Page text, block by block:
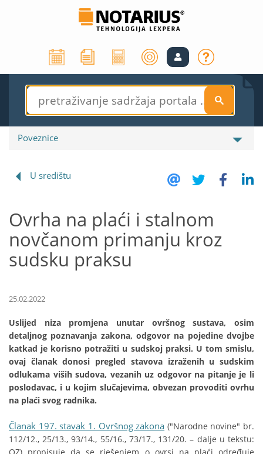
S
Poveznice
U središtu
Ovrha na plaći i stalnom
novčanom primanju kroz
sudsku praksu
25.02.2022
Uslijed niza promjena unutar ovršnog sustava, osim
detaljnog poznavanja zakona, odgovor na pojedine dvojbe
katkad je korisno potražiti u sudskoj praksi. U tom smislu,
ovaj članak donosi pregled stavova izraženih u sudskim
odlukama viših sudova, vezanih uz odgovor na pitanje je li
poslodavac, i u kojim slučajevima, obvezan provoditi ovrhu
na plaći svog radnika.
Članak 197. stavak 1. Ovršnog zakona ("Narodne novine" br.
112/12., 25/13., 93/14., 55/16., 73/17., 131/20. – dalje u tekstu: